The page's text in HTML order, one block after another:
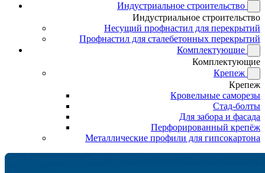
Индустриальное строительство
Индустриальное строительство
Несущий профнастил для перекрытий
Профнастил для сталебетонных перекрытий
Комплектующие
Комплектующие
Крепеж
Крепеж
Кровельные саморезы
Стад-болты
Для забора и фасада
Перфорированный крепёж
Металлические профили для гипсокартона